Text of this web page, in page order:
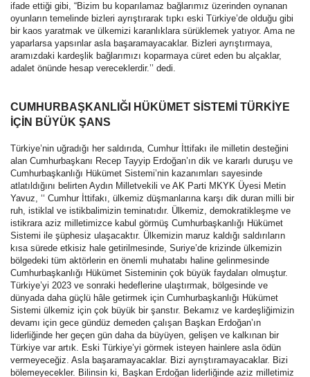
ifade ettiği gibi, “Bizim bu koparılamaz bağlarımız üzerinden oynanan
oyunların temelinde bizleri ayrıştırarak tıpkı eski Türkiye’de olduğu gibi
bir kaos yaratmak ve ülkemizi karanlıklara sürüklemek yatıyor. Ama ne
yaparlarsa yapsınlar asla başaramayacaklar. Bizleri ayrıştırmaya,
aramızdaki kardeşlik bağlarımızı koparmaya cüret eden bu alçaklar,
adalet önünde hesap vereceklerdir.’’ dedi.
CUMHURBAŞKANLIĞI HÜKÜMET SİSTEMİ TÜRKİYE
İÇİN BÜYÜK ŞANS
Türkiye’nin uğradığı her saldırıda, Cumhur İttifakı ile milletin desteğini
alan Cumhurbaşkanı Recep Tayyip Erdoğan’ın dik ve kararlı duruşu ve
Cumhurbaşkanlığı Hükümet Sistemi’nin kazanımları sayesinde
atlatıldığını belirten Aydın Milletvekili ve AK Parti MKYK Üyesi Metin
Yavuz, ‘‘ Cumhur İttifakı, ülkemiz düşmanlarına karşı dik duran milli bir
ruh, istiklal ve istikbalimizin teminatıdır. Ülkemiz, demokratikleşme ve
istikrara aziz milletimizce kabul görmüş Cumhurbaşkanlığı Hükümet
Sistemi ile şüphesiz ulaşacaktır. Ülkemizin maruz kaldığı saldırıların
kısa sürede etkisiz hale getirilmesinde, Suriye’de krizinde ülkemizin
bölgedeki tüm aktörlerin en önemli muhatabı haline gelinmesinde
Cumhurbaşkanlığı Hükümet Sisteminin çok büyük faydaları olmuştur.
Türkiye’yi 2023 ve sonraki hedeflerine ulaştırmak, bölgesinde ve
dünyada daha güçlü hâle getirmek için Cumhurbaşkanlığı Hükümet
Sistemi ülkemiz için çok büyük bir şanstır. Bekamız ve kardeşliğimizin
devamı için gece gündüz demeden çalışan Başkan Erdoğan’ın
liderliğinde her geçen gün daha da büyüyen, gelişen ve kalkınan bir
Türkiye var artık. Eski Türkiye’yi görmek isteyen hainlere asla ödün
vermeyeceğiz. Asla başaramayacaklar. Bizi ayrıştıramayacaklar. Bizi
bölemeyecekler. Bilinsin ki, Başkan Erdoğan liderliğinde aziz milletimiz